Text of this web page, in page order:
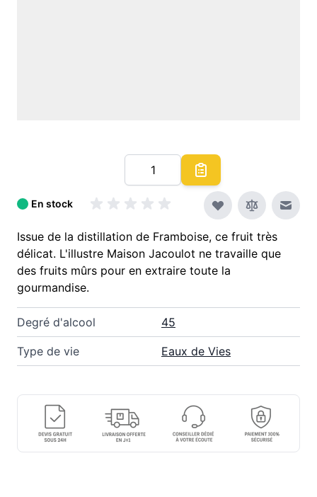
En stock
Issue de la distillation de Framboise, ce fruit très
délicat. L'illustre Maison Jacoulot ne travaille que
des fruits mûrs pour en extraire toute la
gourmandise.
Degré d'alcool 45
Type de vie Eaux de Vies
Quantité